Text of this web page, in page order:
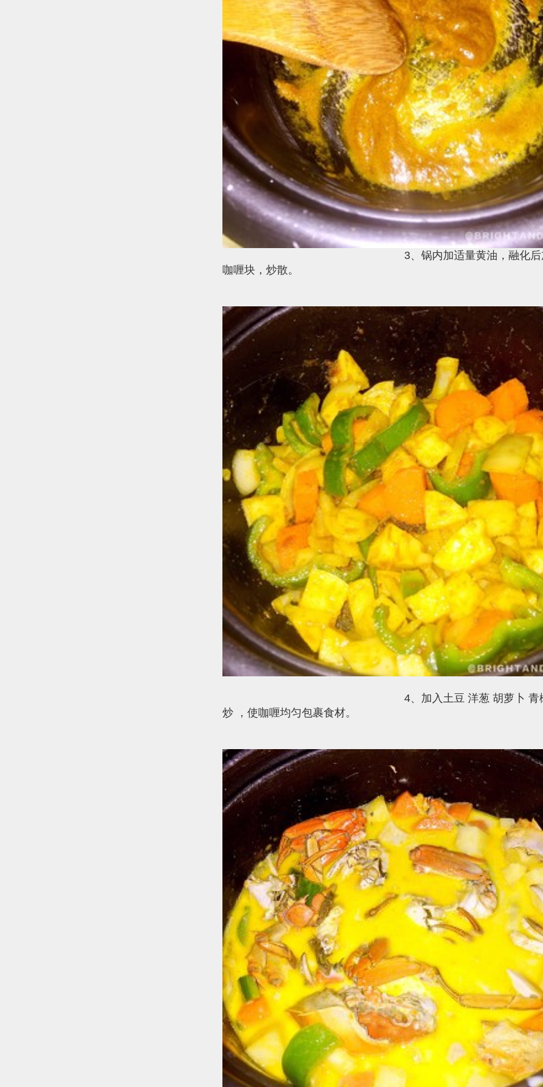
3、锅内加适量黄油，融化后加
咖喱块，炒散。
4、加入土豆 洋葱 胡萝卜 青椒
炒 ，使咖喱均匀包裹食材。